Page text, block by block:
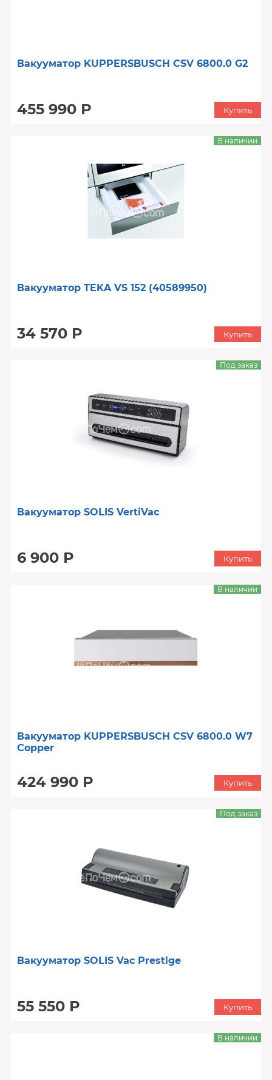
Вакууматор KUPPERSBUSCH CSV 6800.0 G2
455 990 Р Купить
Вакууматор TEKA VS 152 (40589950)
34 570 Р
В наличии
Купить
Вакууматор SOLIS VertiVac
6 900 Р
Под заказ
Купить
Вакууматор KUPPERSBUSCH CSV 6800.0 W7
Copper
424 990 Р
В наличии
Купить
Вакууматор SOLIS Vac Prestige
55 550 Р
Под заказ
Купить
В наличии